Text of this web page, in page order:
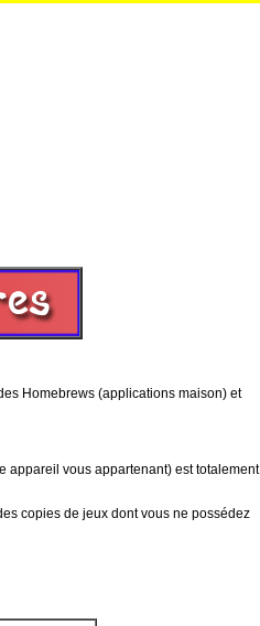
Homebrews (applications maison) et
appareil vous appartenant) est totalement
copies de jeux dont vous ne possédez